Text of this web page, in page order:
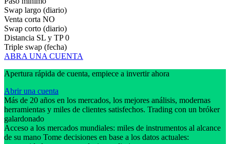
Swap largo (diario)
Venta corta NO
Swap corto (diario)
Distancia SL y TP 0
Triple swap (fecha)
ABRA UNA CUENTA
Apertura rápida de cuenta, empiece a invertir ahora
Abrir una cuenta
Más de 20 años en los mercados, los mejores análisis, modernas
herramientas y miles de clientes satisfechos. Trading con un bróker
galardonado
Acceso a los mercados mundiales: miles de instrumentos al alcance
de su mano Tome decisiones en base a los datos actuales: